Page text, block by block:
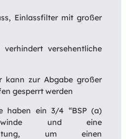
Einlassfilter mit großer
verhindert versehentliche
kann zur Abgabe großer
gesperrt werden
haben ein 3/4 “BSP (a)
und eine
um einen